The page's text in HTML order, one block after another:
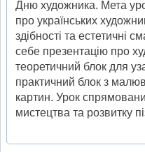
Дню художника. Мета
про українських
здібності та естетичні
себе презентацію про
теоретичний блок для
практичний блок з
картин. Урок
мистецтва та розвитку